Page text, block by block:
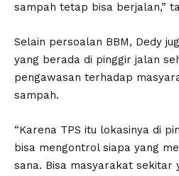
sampah tetap bisa berjalan,”
Selain persoalan BBM, Dedy
yang berada di pinggir jalan
pengawasan terhadap
sampah.
“Karena TPS itu lokasinya di
bisa mengontrol siapa yang
sana. Bisa masyarakat sekitar